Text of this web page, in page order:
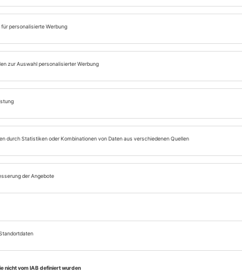
über shop@rockfm.de
Datenverarbeitung zu eigenen Zwecken findet nicht
werden zum Zwecke der Vertragserfüllung gemäß
oder Telefon) verarbeiten wir Ihre Angaben gemäß Art. 6
und Rückabwicklung übermittelt.
der Website, auf Basis berechtigten Interesses
wie dies zur Erfüllung der genannten Zwecke